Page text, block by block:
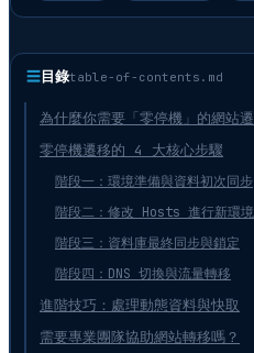
☰目錄table-of-contents.md
為什麼你需要「零停機」的網站
零停機遷移的 4 大核心步驟
階段一：環境準備與資料初次同步
階段二：修改 Hosts 進行新環
階段三：資料庫最終同步與鎖定
階段四：DNS 切換與流量轉移
進階技巧：處理動態資料與快取
需要專業團隊協助網站轉移嗎？